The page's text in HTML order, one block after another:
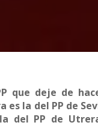
que deje de
es la del PP de
del PP de